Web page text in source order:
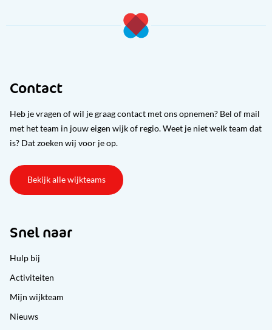
Contact
Heb je vragen of wil je graag contact met ons opnemen? Bel of mail
met het team in jouw eigen wijk of regio. Weet je niet welk team dat
is? Dat zoeken wij voor je op.
Bekijk alle wijkteams
Snel naar
Hulp bij
Activiteiten
Mijn wijkteam
Nieuws